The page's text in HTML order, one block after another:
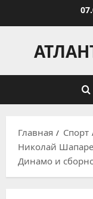
Главная
Спорт
Николай
Динамо и